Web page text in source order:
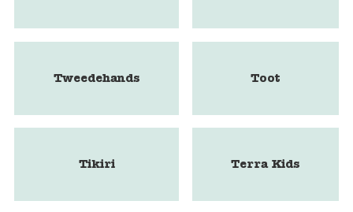
Tweedehands Toot
Tikiri Terra Kids